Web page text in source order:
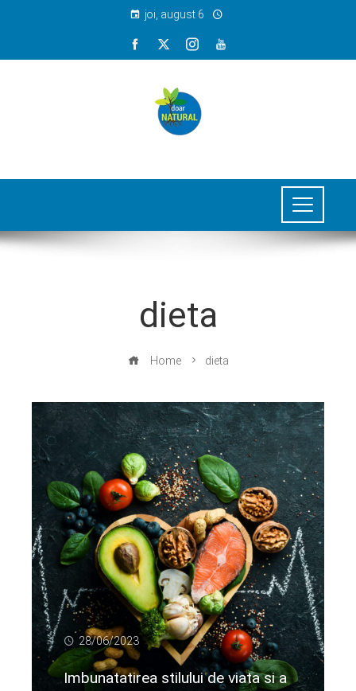
joi, august 6
dieta
Home dieta
28/06/2023
Imbunatatirea stilului de viata si a